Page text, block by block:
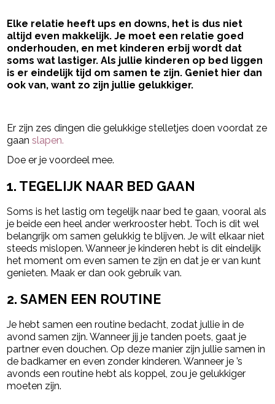
Elke relatie heeft ups en downs, het is dus niet
altijd even makkelijk. Je moet een relatie goed
onderhouden, en met kinderen erbij wordt dat
soms wat lastiger. Als jullie kinderen op bed liggen
is er eindelijk tijd om samen te zijn. Geniet hier dan
ook van, want zo zijn jullie gelukkiger.
Er zijn zes dingen die gelukkige stelletjes doen voordat ze
gaanslapen.
Doe er je voordeel mee.
1. TEGELIJK NAAR BED GAAN
Soms is het lastig om tegelijk naar bed te gaan, vooral als
je beide een heel ander werkrooster hebt. Toch is dit wel
belangrijk om samen gelukkig te blijven. Je wilt elkaar niet
steeds mislopen. Wanneer je kinderen hebt is dit eindelijk
het moment om even samen te zijn en dat je er van kunt
genieten. Maak er dan ook gebruik van.
2. SAMEN EEN ROUTINE
Je hebt samen een routine bedacht, zodat jullie in de
avond samen zijn. Wanneer jij je tanden poets, gaat je
partner even douchen. Op deze manier zijn jullie samen in
de badkamer en even zonder kinderen. Wanneer je ’s
avonds een routine hebt als koppel, zou je gelukkiger
moeten zijn.